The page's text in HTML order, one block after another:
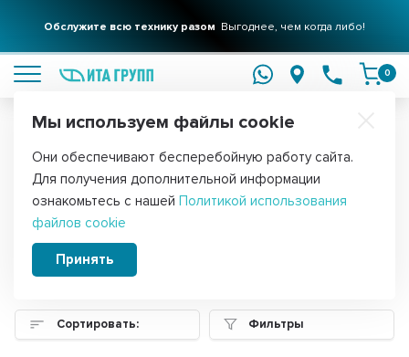
Обслужите всю технику разом Выгоднее, чем когда либо!
0
Главная
Запчасти для бытовой техники
Daewoo
Сортировать: Фильтры
Мы используем файлы cookie
Они обеспечивают бесперебойную работу сайта.
Для получения дополнительной информации
ознакомьтесь с нашей Политикой использования
файлов cookie
Принять